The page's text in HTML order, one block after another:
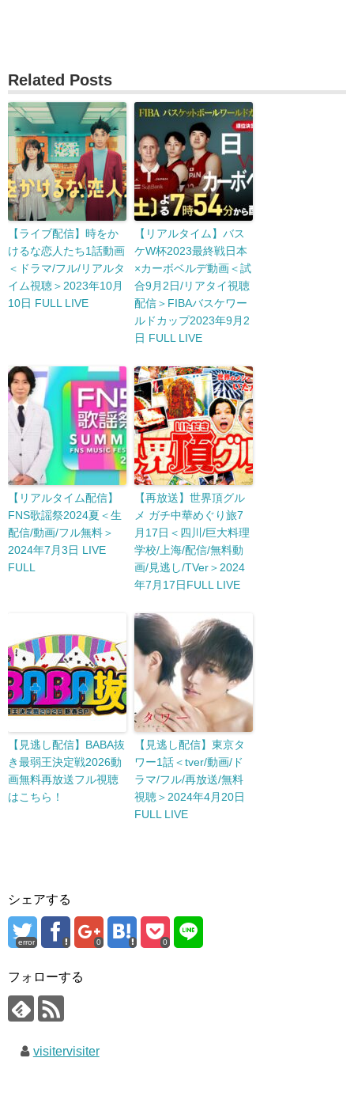
Related Posts
【ライブ配信】時をか
けるな恋人たち1話動画
＜ドラマ/フル/リアルタ
イム視聴＞2023年10月
10日 FULL LIVE
【リアルタイム】バス
ケW杯2023最終戦日本
×カーボベルデ動画＜試
合9月2日/リアタイ視聴
配信＞FIBAバスケワー
ルドカップ2023年9月2
日 FULL LIVE
【リアルタイム配信】
FNS歌謡祭2024夏＜生
配信/動画/フル無料＞
2024年7月3日 LIVE
FULL
【再放送】世界頂グル
メ ガチ中華めぐり旅7
月17日＜四川/巨大料理
学校/上海/配信/無料動
画/見逃し/TVer＞2024
年7月17日FULL LIVE
【見逃し配信】BABA抜
き最弱王決定戦2026動
画無料再放送フル視聴
はこちら！
【見逃し配信】東京タ
ワー1話＜tver/動画/ド
ラマ/フル/再放送/無料
視聴＞2024年4月20日
FULL LIVE
シェアする
error 0 0
フォローする
visitervisiter